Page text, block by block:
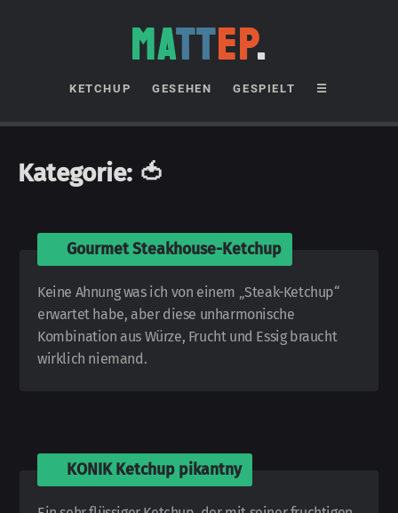
MATTEP.
KETCHUP GESEHEN GESPIELT ☰
Kategorie: 🍅
Gourmet Steakhouse-Ketchup
Keine Ahnung was ich von einem „Steak-Ketchup“
erwartet habe, aber diese unharmonische
Kombination aus Würze, Frucht und Essig braucht
wirklich niemand.
KONIK Ketchup pikantny